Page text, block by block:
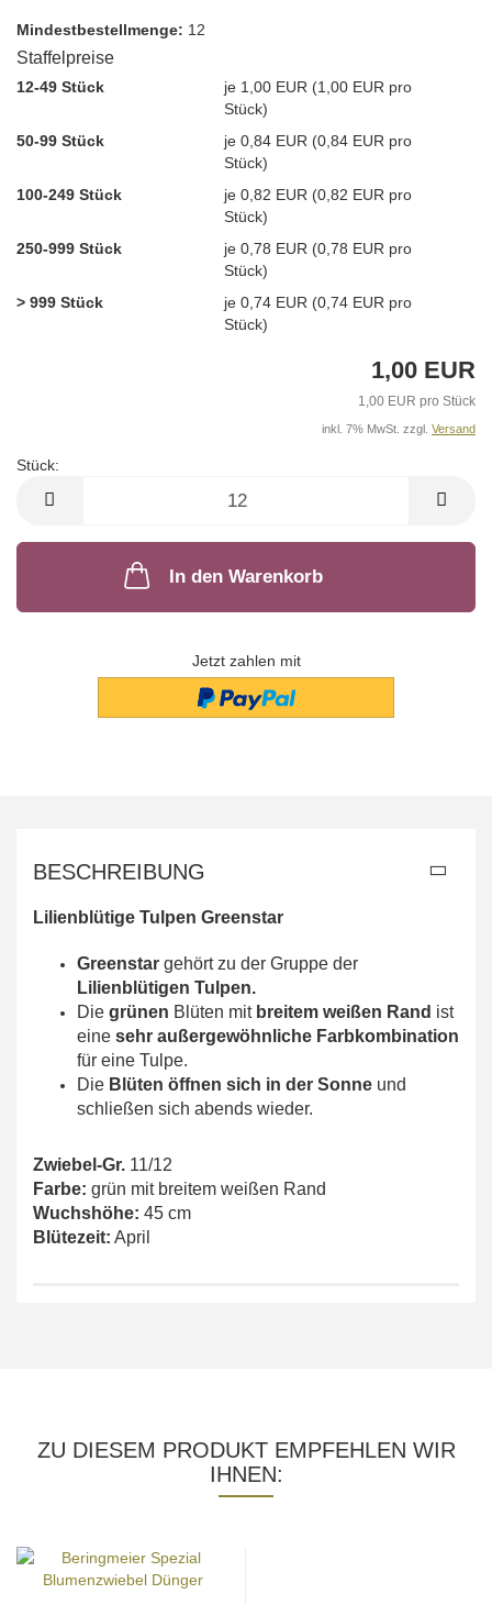
Mindest­bestellmenge: 12
Staffelpreise
12-49 Stück
je 1,00 EUR (1,00 EUR pro
Stück)
50-99 Stück
je 0,84 EUR (0,84 EUR pro
Stück)
100-249 Stück
je 0,82 EUR (0,82 EUR pro
Stück)
250-999 Stück
je 0,78 EUR (0,78 EUR pro
Stück)
> 999 Stück
je 0,74 EUR (0,74 EUR pro
Stück)
1,00 EUR
1,00 EUR pro Stück
inkl. 7% MwSt. zzgl. Versand
Stück:
In den Warenkorb
Jetzt zahlen mit
BESCHREIBUNG
Lilienblütige Tulpen Greenstar
Greenstar gehört zu der Gruppe der
Lilienblütigen Tulpen.
Die grünen Blüten mit breitem weißen Rand ist
eine sehr außergewöhnliche Farbkombination
für eine Tulpe.
Die Blüten öffnen sich in der Sonne und
schließen sich abends wieder.
Zwiebel-Gr. 11/12
Farbe: grün mit breitem weißen Rand
Wuchshöhe: 45 cm
Blütezeit: April
ZU DIESEM PRODUKT EMPFEHLEN WIR
IHNEN: